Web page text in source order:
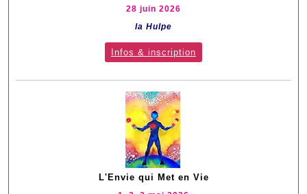
28 juin 2026
la Hulpe
Infos & inscription
L'Envie qui Met en Vie